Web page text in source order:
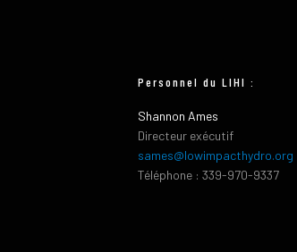
Personnel du LIHI :
Shannon Ames
Directeur exécutif
sames@lowimpacthydro.org
Téléphone : 339-970-9337